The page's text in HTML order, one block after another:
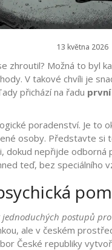
13 května 2026
zhroutil? Možná to byl
V takové chvíli je
přichází na řadu
poradenství. Je to
osoby. Představte si
dokud nepřijde odborná
teď, bez speciálního
jednoduchých postupů
ale v českém
České republiky